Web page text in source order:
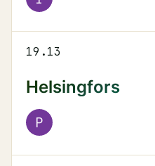
19.13
Helsingfors
P